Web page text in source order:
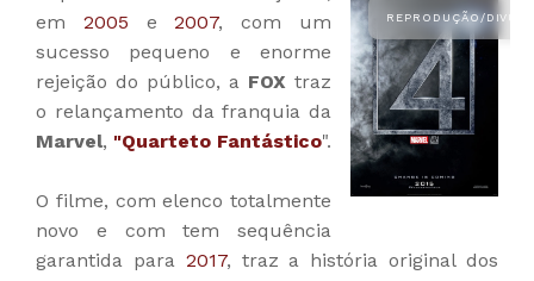
em 2005 e2007, com um
sucesso pequeno e enorme
rejeição do público, a FOX traz
o relançamento da franquia da
Marvel, "Quarteto Fantástico".
O filme, com elenco totalmente
novo e com tem sequência
garantida para 2017, traz a história original dos